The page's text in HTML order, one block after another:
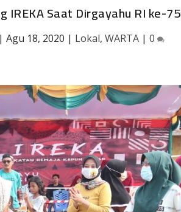
IREKA Saat Dirgayahu RI ke-75
| Agu 18, 2020 | Lokal, WARTA| 0